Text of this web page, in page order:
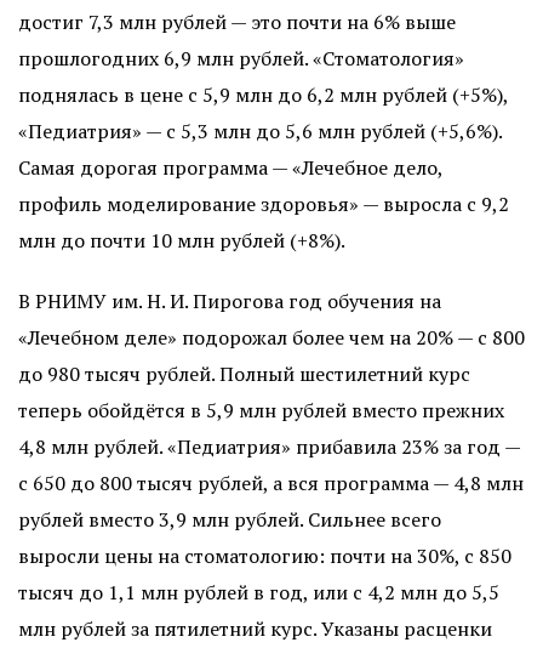
достиг 7,3 млн рублей — это почти на 6% выше
прошлогодних 6,9 млн рублей. «Стоматология»
поднялась в цене с 5,9 млн до 6,2 млн рублей (+5%),
«Педиатрия» — с 5,3 млн до 5,6 млн рублей (+5,6%).
Самая дорогая программа — «Лечебное дело,
профиль моделирование здоровья» — выросла с 9,2
млн до почти 10 млн рублей (+8%).
В РНИМУ им. Н. И. Пирогова год обучения на
«Лечебном деле» подорожал более чем на 20% — с 800
до 980 тысяч рублей. Полный шестилетний курс
теперь обойдётся в 5,9 млн рублей вместо прежних
4,8 млн рублей. «Педиатрия» прибавила 23% за год —
с 650 до 800 тысяч рублей, а вся программа — 4,8 млн
рублей вместо 3,9 млн рублей. Сильнее всего
выросли цены на стоматологию: почти на 30%, с 850
тысяч до 1,1 млн рублей в год, или с 4,2 млн до 5,5
млн рублей за пятилетний курс. Указаны расценки